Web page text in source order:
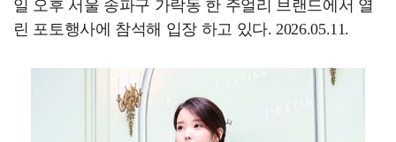
일 오후 서울 송파구 가락동 한 주얼리 브랜드에서 열
린 포토행사에 참석해 입장 하고 있다. 2026.05.11.